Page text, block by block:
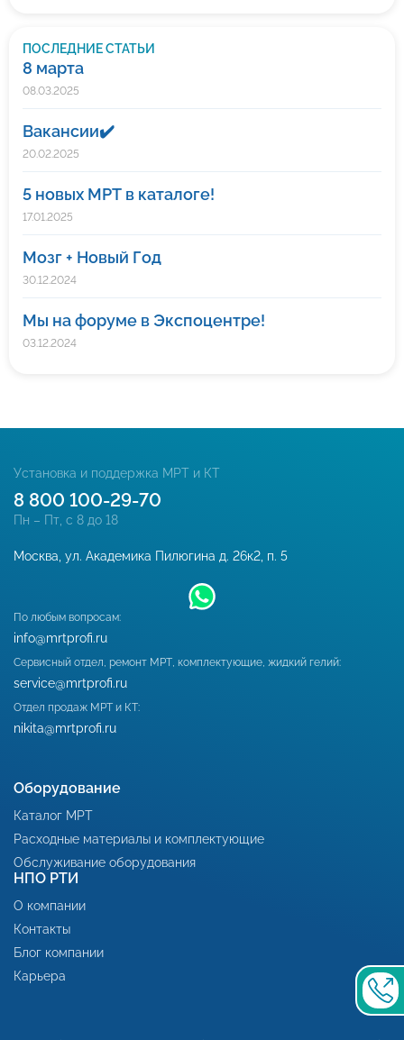
ПОСЛЕДНИЕ СТАТЬИ
8 марта
08.03.2025
Вакансии✔️
20.02.2025
5 новых МРТ в каталоге!
17.01.2025
Мозг + Новый Год
30.12.2024
Мы на форуме в Экспоцентре!
03.12.2024
Установка и поддержка МРТ и КТ
8 800 100-29-70
Пн – Пт, с 8 до 18
Москва, ул. Академика Пилюгина д. 26к2, п. 5
По любым вопросам:
info@mrtprofi.ru
Сервисный отдел, ремонт МРТ, комплектующие, жидкий гелий:
service@mrtprofi.ru
Отдел продаж МРТ и КТ:
nikita@mrtprofi.ru
Оборудование
Каталог МРТ
Расходные материалы и комплектующие
Обслуживание оборудования
НПО РТИ
О компании
Контакты
Блог компании
Карьера